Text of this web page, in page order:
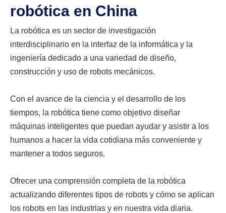
robótica en China
La robótica es un sector de investigación
interdisciplinario en la interfaz de la informática y la
ingeniería dedicado a una variedad de diseño,
construcción y uso de robots mecánicos.
Con el avance de la ciencia y el desarrollo de los
tiempos, la robótica tiene como objetivo diseñar
máquinas inteligentes que puedan ayudar y asistir a los
humanos a hacer la vida cotidiana más conveniente y
mantener a todos seguros.
Ofrecer una comprensión completa de la robótica
actualizando diferentes tipos de robots y cómo se aplican
los robots en las industrias y en nuestra vida diaria.